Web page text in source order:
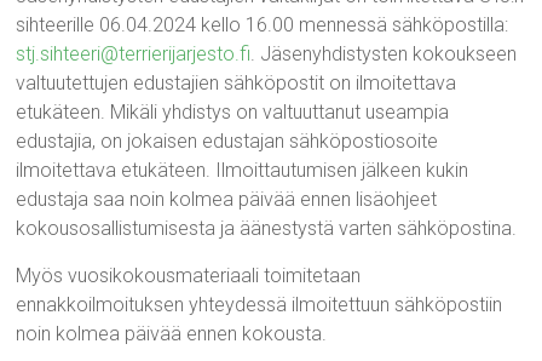
sihteerille 06.04.2024 kello 16.00 mennessä sähköpostilla:
stj.sihteeri@terrierijarjesto.fi. Jäsenyhdistysten kokoukseen
valtuutettujen edustajien sähköpostit on ilmoitettava
etukäteen. Mikäli yhdistys on valtuuttanut useampia
edustajia, on jokaisen edustajan sähköpostiosoite
ilmoitettava etukäteen. Ilmoittautumisen jälkeen kukin
edustaja saa noin kolmea päivää ennen lisäohjeet
kokousosallistumisesta ja äänestystä varten sähköpostina.
Myös vuosikokousmateriaali toimitetaan
ennakkoilmoituksen yhteydessä ilmoitettuun sähköpostiin
noin kolmea päivää ennen kokousta.